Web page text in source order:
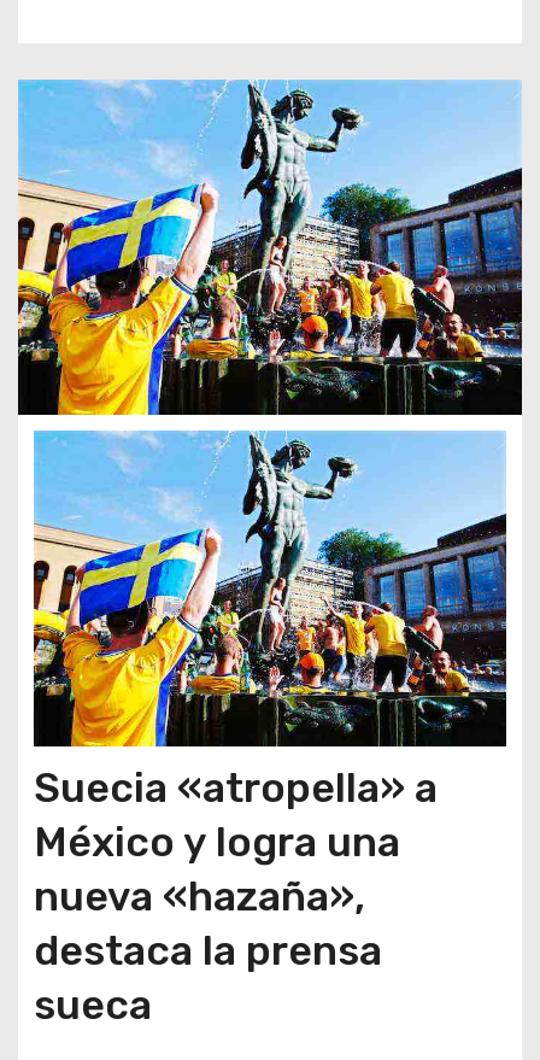
Suecia «atropella» a
México y logra una
nueva «hazaña»,
destaca la prensa
sueca